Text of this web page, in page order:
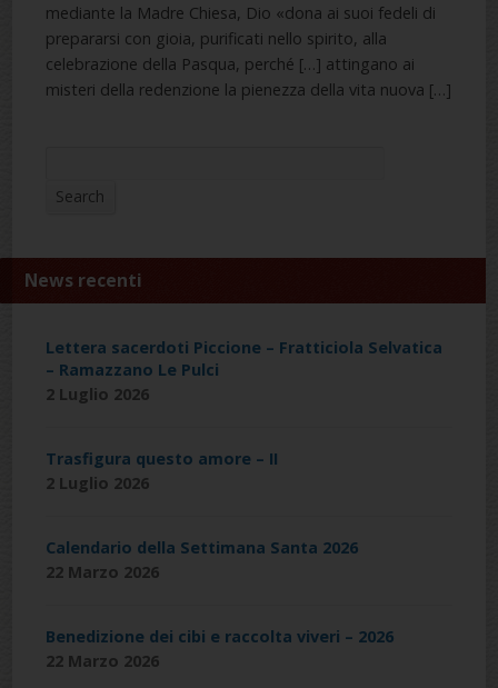
mediante la Madre Chiesa, Dio «dona ai suoi fedeli di
prepararsi con gioia, purificati nello spirito, alla
celebrazione della Pasqua, perché […] attingano ai
misteri della redenzione la pienezza della vita nuova […]
Search
News recenti
Lettera sacerdoti Piccione – Fratticiola Selvatica
– Ramazzano Le Pulci
2 Luglio 2026
Trasfigura questo amore – II
2 Luglio 2026
Calendario della Settimana Santa 2026
22 Marzo 2026
Benedizione dei cibi e raccolta viveri – 2026
22 Marzo 2026